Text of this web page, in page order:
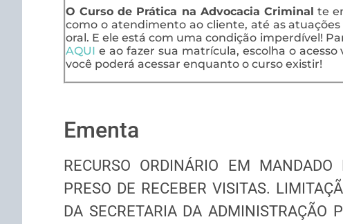
O Curso de Prática na Advocacia Criminal te
como o atendimento ao cliente, até as
oral. E ele está com uma condição imperdível!
AQUI e ao fazer sua matrícula, escolha o acesso
você poderá acessar enquanto o curso existir!
Ementa
RECURSO ORDINÁRIO EM
PRESO DE RECEBER VISITAS.
DA SECRETARIA DA ADMINISTRAÇÃO